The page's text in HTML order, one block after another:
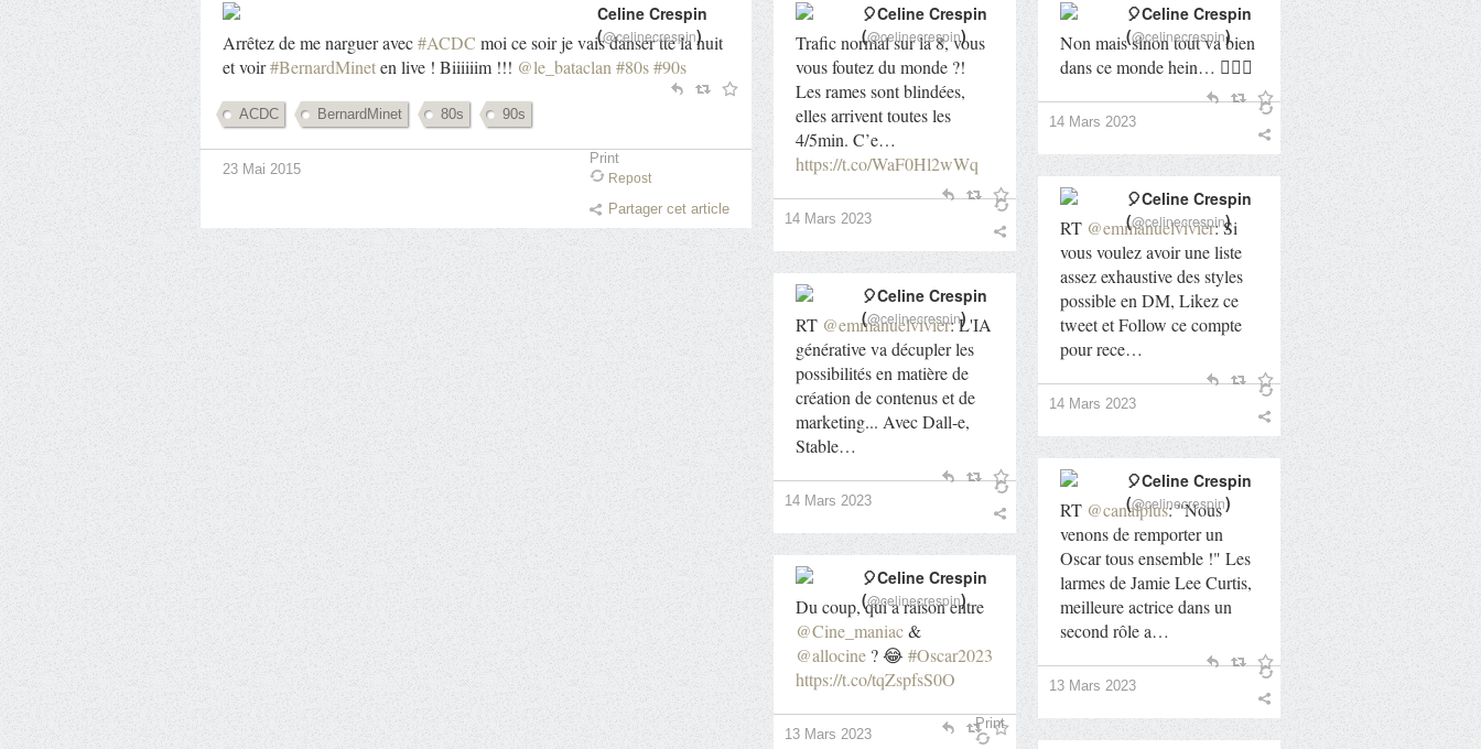
Arrêtez de me narguer avec#ACDC moi ce soir je vais danser tte la nuit
et voir#BernardMineten live ! Biiiiiim !!! @le_bataclan #80s#90s
Celine Crespin
(@celinecrespin)
ACDC BernardMinet 80s 90s
23 Mai 2015
Print
Repost
Partager cet article
Trafic normal sur la 8, vous
vous foutez du monde ?!
Les rames sont blindées,
elles arrivent toutes les
4/5min. C’e…
https://t.co/WaF0Hl2wWq
🎈Celine Crespin
(@celinecrespin)
14 Mars 2023
Non mais sinon tout va bien
dans ce monde hein… 🤦🏻‍♀️
🎈Celine Crespin
(@celinecrespin)
14 Mars 2023
RT @emmanuelvivier: Si
vous voulez avoir une liste
assez exhaustive des styles
possible en DM, Likez ce
tweet et Follow ce compte
pour rece…
🎈Celine Crespin
(@celinecrespin)
14 Mars 2023
RT @emmanuelvivier: L'IA
générative va décupler les
possibilités en matière de
création de contenus et de
marketing... Avec Dall-e,
Stable…
🎈Celine Crespin
(@celinecrespin)
14 Mars 2023 RT @canalplus: "Nous
venons de remporter un
Oscar tous ensemble !" Les
larmes de Jamie Lee Curtis,
meilleure actrice dans un
second rôle a…
🎈Celine Crespin
(@celinecrespin)
13 Mars 2023
Du coup, qui a raison entre
@Cine_maniac&
@allocine ? 😂 #Oscar2023
https://t.co/tqZspfsS0O
🎈Celine Crespin
(@celinecrespin)
13 Mars 2023
Print